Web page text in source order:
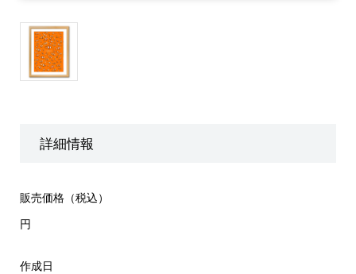
詳細情報
販売価格（税込）
円
作成日